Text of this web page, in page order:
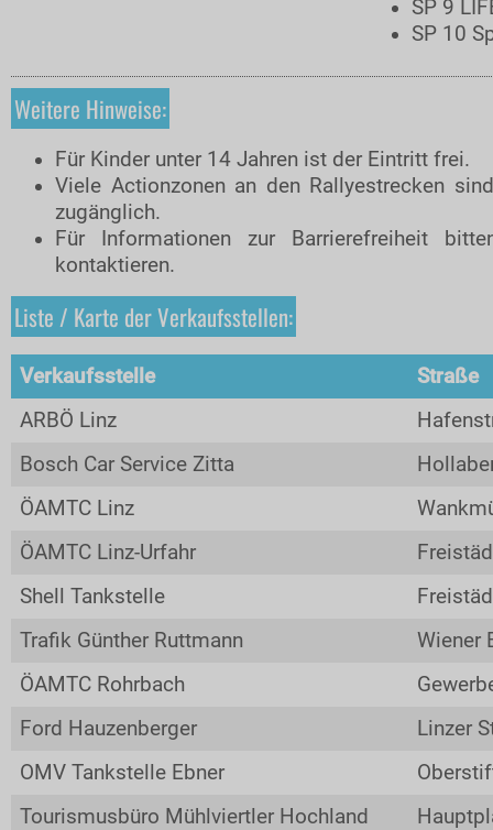
Medienpartner
Pressefotos
Akkreditierung
Nennliste
Zeitplan
SP Onboard Videos
Tickets / Verkaufstellen
Ticket AGB
Merchandise Shop
Rallye-Journal
Zimmernachweis
INFO
RCM
Motorsportclubs
Rückblick
Live-Resultate
TEC7 ORM APP
SP 9
SP 10
Weitere Hinweise:
Für Kinder unter 14 Jahren ist der Eintritt frei.
Viele Actionzonen an den Rallyestrecken
zugänglich.
Für Informationen zur Barrierefreiheit
kontaktieren.
Liste / Karte der Verkaufsstellen:
Verkaufsstelle
Straße
ARBÖ Linz
Bosch Car Service Zitta
ÖAMTC Linz
ÖAMTC Linz-Urfahr
Shell Tankstelle
Trafik Günther Ruttmann
Wiener
ÖAMTC Rohrbach
Ford Hauzenberger
Linzer
OMV Tankstelle Ebner
Tourismusbüro Mühlviertler Hochland